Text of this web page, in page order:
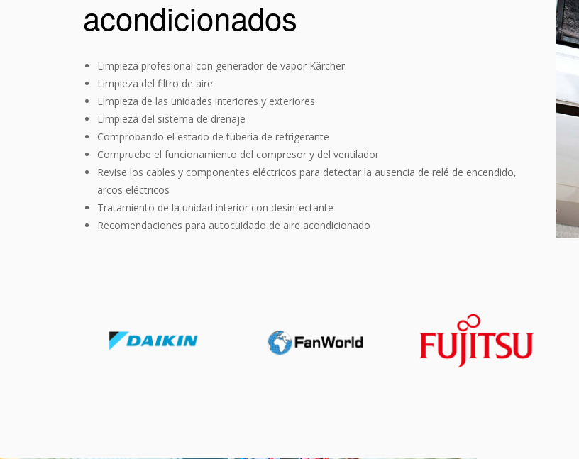
acondicionados
Limpieza profesional con generador de vapor Kärcher
Limpieza del filtro de aire
Limpieza de las unidades interiores y exteriores
Limpieza del sistema de drenaje
Comprobando el estado de tubería de refrigerante
Compruebe el funcionamiento del compresor y del ventilador
Revise los cables y componentes eléctricos para detectar la ausencia de relé de encendido,
arcos eléctricos
Tratamiento de la unidad interior con desinfectante
Recomendaciones para autocuidado de aire acondicionado